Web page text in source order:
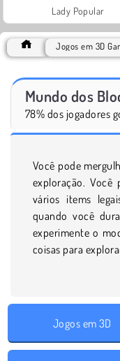
Lady Popular
Jogos em 3D
Mundo dos
78% dos jogadores
Você pode
exploração.
vários items
quando você
experimente o
coisas para
Jogos em 3D